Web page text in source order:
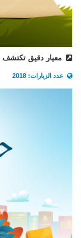
معيار دقيق تكتشف
عدد الزيارات: 2018